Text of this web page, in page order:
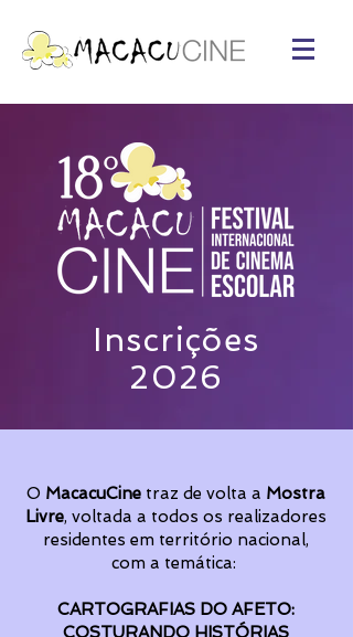
Inscrições
2026
O MacacuCine traz de volta a Mostra
Livre, voltada a todos os realizadores
residentes em território nacional,
com a temática:
CARTOGRAFIAS DO AFETO:
COSTURANDO HISTÓRIAS